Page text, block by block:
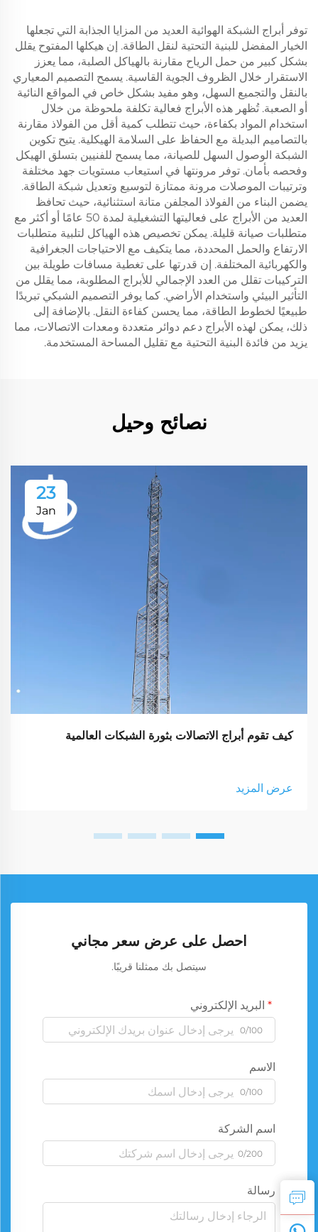
توفر أبراج الشبكة الهوائية العديد من المزايا الجذابة التي تجعلها
الخيار المفضل للبنية التحتية لنقل الطاقة. إن هيكلها المفتوح يقلل
بشكل كبير من حمل الرياح مقارنة بالهياكل الصلبة، مما يعزز
الاستقرار خلال الظروف الجوية القاسية. يسمح التصميم المعياري
بالنقل والتجميع السهل، وهو مفيد بشكل خاص في المواقع النائية
أو الصعبة. تُظهر هذه الأبراج فعالية تكلفة ملحوظة من خلال
استخدام المواد بكفاءة، حيث تتطلب كمية أقل من الفولاذ مقارنة
بالتصاميم البديلة مع الحفاظ على السلامة الهيكلية. يتيح تكوين
الشبكة الوصول السهل للصيانة، مما يسمح للفنيين بتسلق الهيكل
وفحصه بأمان. توفر مرونتها في استيعاب مستويات جهد مختلفة
وترتيبات الموصلات مرونة ممتازة لتوسيع وتعديل شبكة الطاقة.
يضمن البناء من الفولاذ المجلفن متانة استثنائية، حيث تحافظ
العديد من الأبراج على فعاليتها التشغيلية لمدة 50 عامًا أو أكثر مع
متطلبات صيانة قليلة. يمكن تخصيص هذه الهياكل لتلبية متطلبات
الارتفاع والحمل المحددة، مما يتكيف مع الاحتياجات الجغرافية
والكهربائية المختلفة. إن قدرتها على تغطية مسافات طويلة بين
التركيبات تقلل من العدد الإجمالي للأبراج المطلوبة، مما يقلل من
التأثير البيئي واستخدام الأراضي. كما يوفر التصميم الشبكي تبريدًا
طبيعيًا لخطوط الطاقة، مما يحسن كفاءة النقل. بالإضافة إلى
ذلك، يمكن لهذه الأبراج دعم دوائر متعددة ومعدات الاتصالات، مما
يزيد من فائدة البنية التحتية مع تقليل المساحة المستخدمة.
نصائح وحيل
23
Jan
كيف تقوم أبراج الاتصالات بثورة الشبكات العالمية
عرض المزيد
احصل على عرض سعر مجاني
سيتصل بك ممثلنا قريبًا.
البريد الإلكتروني
0/100
الاسم
0/100
اسم الشركة
0/200
رسالة